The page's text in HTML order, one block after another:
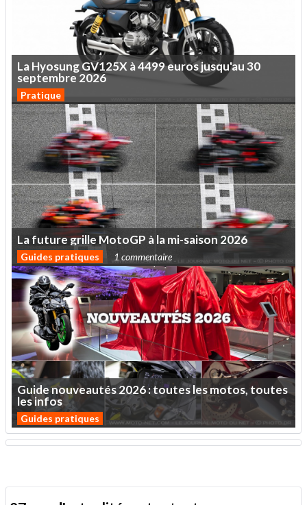
LaHyosungGV125X à4499eurosjusqu'au30
septembre 2026
Pratique
Lafuturegrille MotoGP àlami-saison 2026
Guides pratiques 1 commentaire
Guidenouveautés2026:touteslesmotos,toutes
lesinfos
Guides pratiques